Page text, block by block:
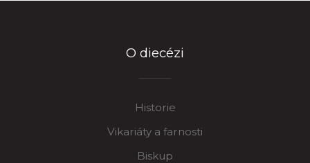
O diecézi
Historie
Vikariáty a farnosti
Biskup